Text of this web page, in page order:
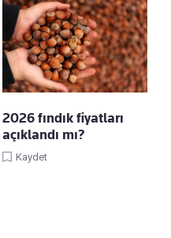
2026 fındık fiyatları
açıklandı mı?
Kaydet